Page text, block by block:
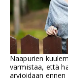
Naapurien
varmistaa, että
arvioidaan